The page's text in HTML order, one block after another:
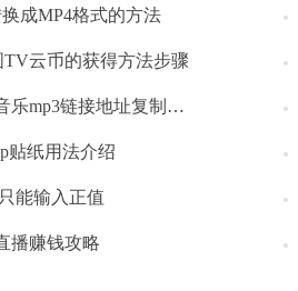
成MP4格式的方法
云币的获得方法步骤
链接地址复制方法
贴纸用法介绍
能输入正值
播赚钱攻略